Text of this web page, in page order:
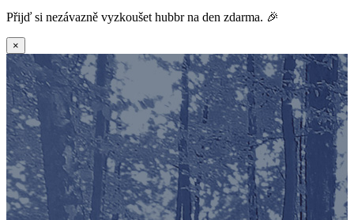
Přijď si nezávazně vyzkoušet hubbr na den zdarma. 🎉
×